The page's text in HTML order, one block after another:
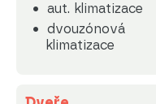
aut. klimatizace
dvouzónová
klimatizace